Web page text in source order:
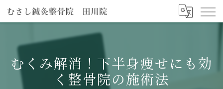
むくみ解消！下半身痩せにも効
く整骨院の施術法